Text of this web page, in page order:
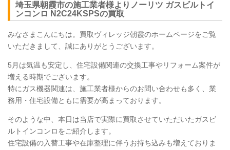
埼玉県朝霞市の施工業者様よりノーリツ ガスビルトイ
ンコンロ N2C24KSPSの買取
みなさまこんにちは。買取ヴィレッジ朝霞のホームページをご覧
いただきまして、誠にありがとうございます。
5月は気温も安定し、住宅設備関連の交換工事やリフォーム案件が
増える時期でございます。
特にガス機器関連は、施工業者様からのお問い合わせも多く、業
務用・住宅設備ともに需要が高まっております。
そのような中、本日は当店で実際に買取させていただいたガスビ
ルトインコンロをご紹介します。
住宅設備の入替工事や在庫整理に伴うお持ち込みも増えておりま